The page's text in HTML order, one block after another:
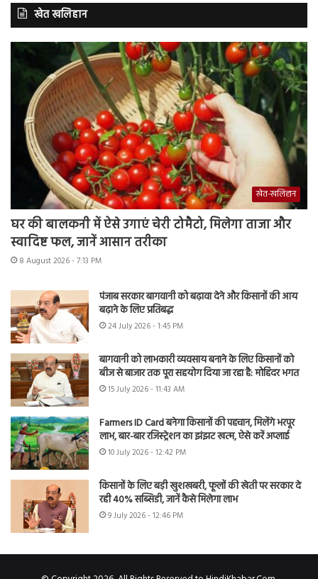
खेत खलिहान
खेत-खलिहान
घर की बालकनी में ऐसे उगाएं चेरी टोमैटो, मिलेगा ताजा और
स्वादिष्ट फल, जानें आसान तरीका
8 August 2026 - 7:13 PM
पंजाब सरकार बागवानी को बढ़ावा देने और किसानों की आय
बढ़ाने के लिए प्रतिबद्ध
24 July 2026 - 1:45 PM
बागवानी को लाभकारी व्यवसाय बनाने के लिए किसानों को
बीज से बाजार तक पूरा सहयोग दिया जा रहा है: मोहिंदर भगत
15 July 2026 - 11:43 AM
Farmers ID Card बनेगा किसानों की पहचान, मिलेंगे भरपूर
लाभ, बार-बार रजिस्ट्रेशन का झंझट खत्म, ऐसे करें अप्लाई
10 July 2026 - 12:42 PM
किसानों के लिए बड़ी खुशखबरी, फूलों की खेती पर सरकार दे
रही 40% सब्सिडी, जानें कैसे मिलेगा लाभ
9 July 2026 - 12:46 PM